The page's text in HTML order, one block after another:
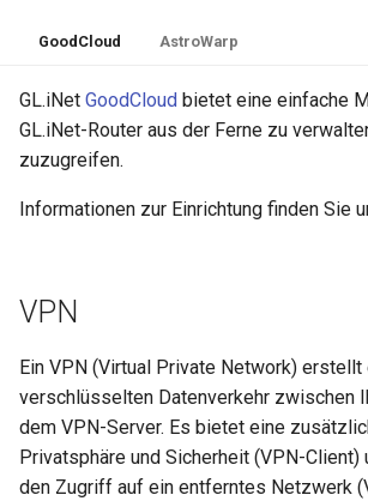
GoodCloud AstroWarp
GL.iNet GoodCloud bietet eine einfache
GL.iNet-Router aus der Ferne zu
zuzugreifen.
Informationen zur Einrichtung finden Sie
VPN
Ein VPN (Virtual Private Network) erstellt
verschlüsselten Datenverkehr zwischen
dem VPN-Server. Es bietet eine
Privatsphäre und Sicherheit (VPN-Client)
den Zugriff auf ein entferntes Netzwerk